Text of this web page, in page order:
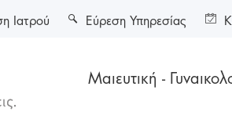
Μαιευτική -
Ιατρού Εύρεση Υπηρεσίας